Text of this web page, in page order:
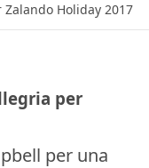
Holiday 2017
per
per una